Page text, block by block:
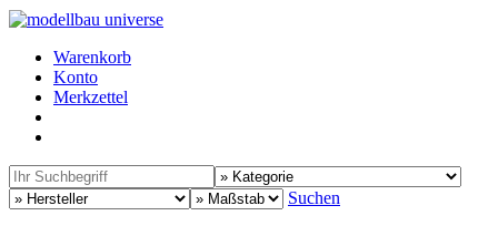
Warenkorb
Konto
Merkzettel
Suchen